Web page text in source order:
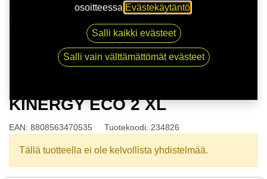
165/70R14 81T HANKOOK KINERGY ECO 2 XL
KINERGY ECO 2 XL
EAN: 8808563470535 Tuotekoodi: 234826
Tällä tuotteella ei ole kelvollista yhdistelmää.
osoitteessa Evästekäytäntö
Salli kaikki evästeet
Salli vain välttämättömät evästeet